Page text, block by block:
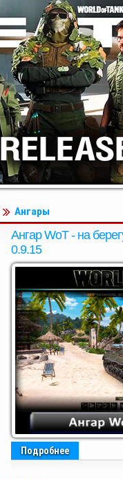
Ангары
Ангар WoT - на
0.9.15
Подробнее